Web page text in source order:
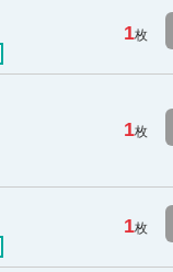
1枚
1枚
1枚